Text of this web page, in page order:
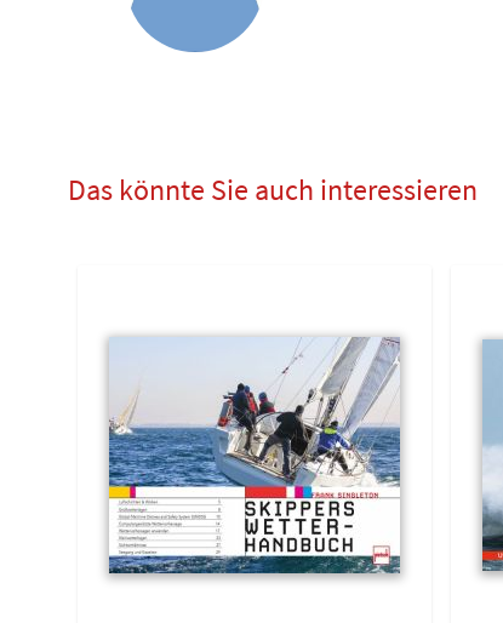
Das könnte Sie auch interessieren